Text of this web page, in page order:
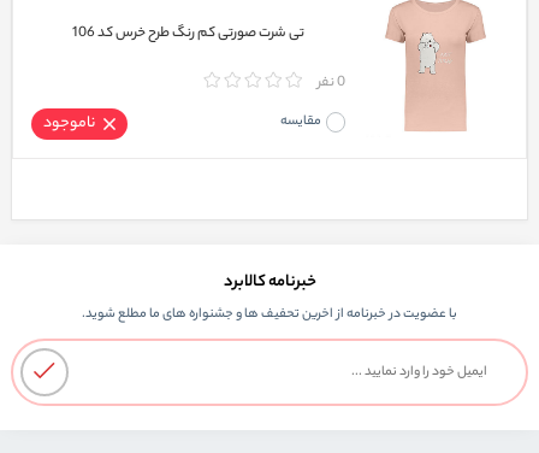
تی شرت صورتی کم رنگ طرح خرس کد 106
0 نفر
مقایسه ناموجود
خبرنامه کالابرد
با عضویت در خبرنامه از اخرین تحفیف ها و جشنواره های ما مطلع شوید.